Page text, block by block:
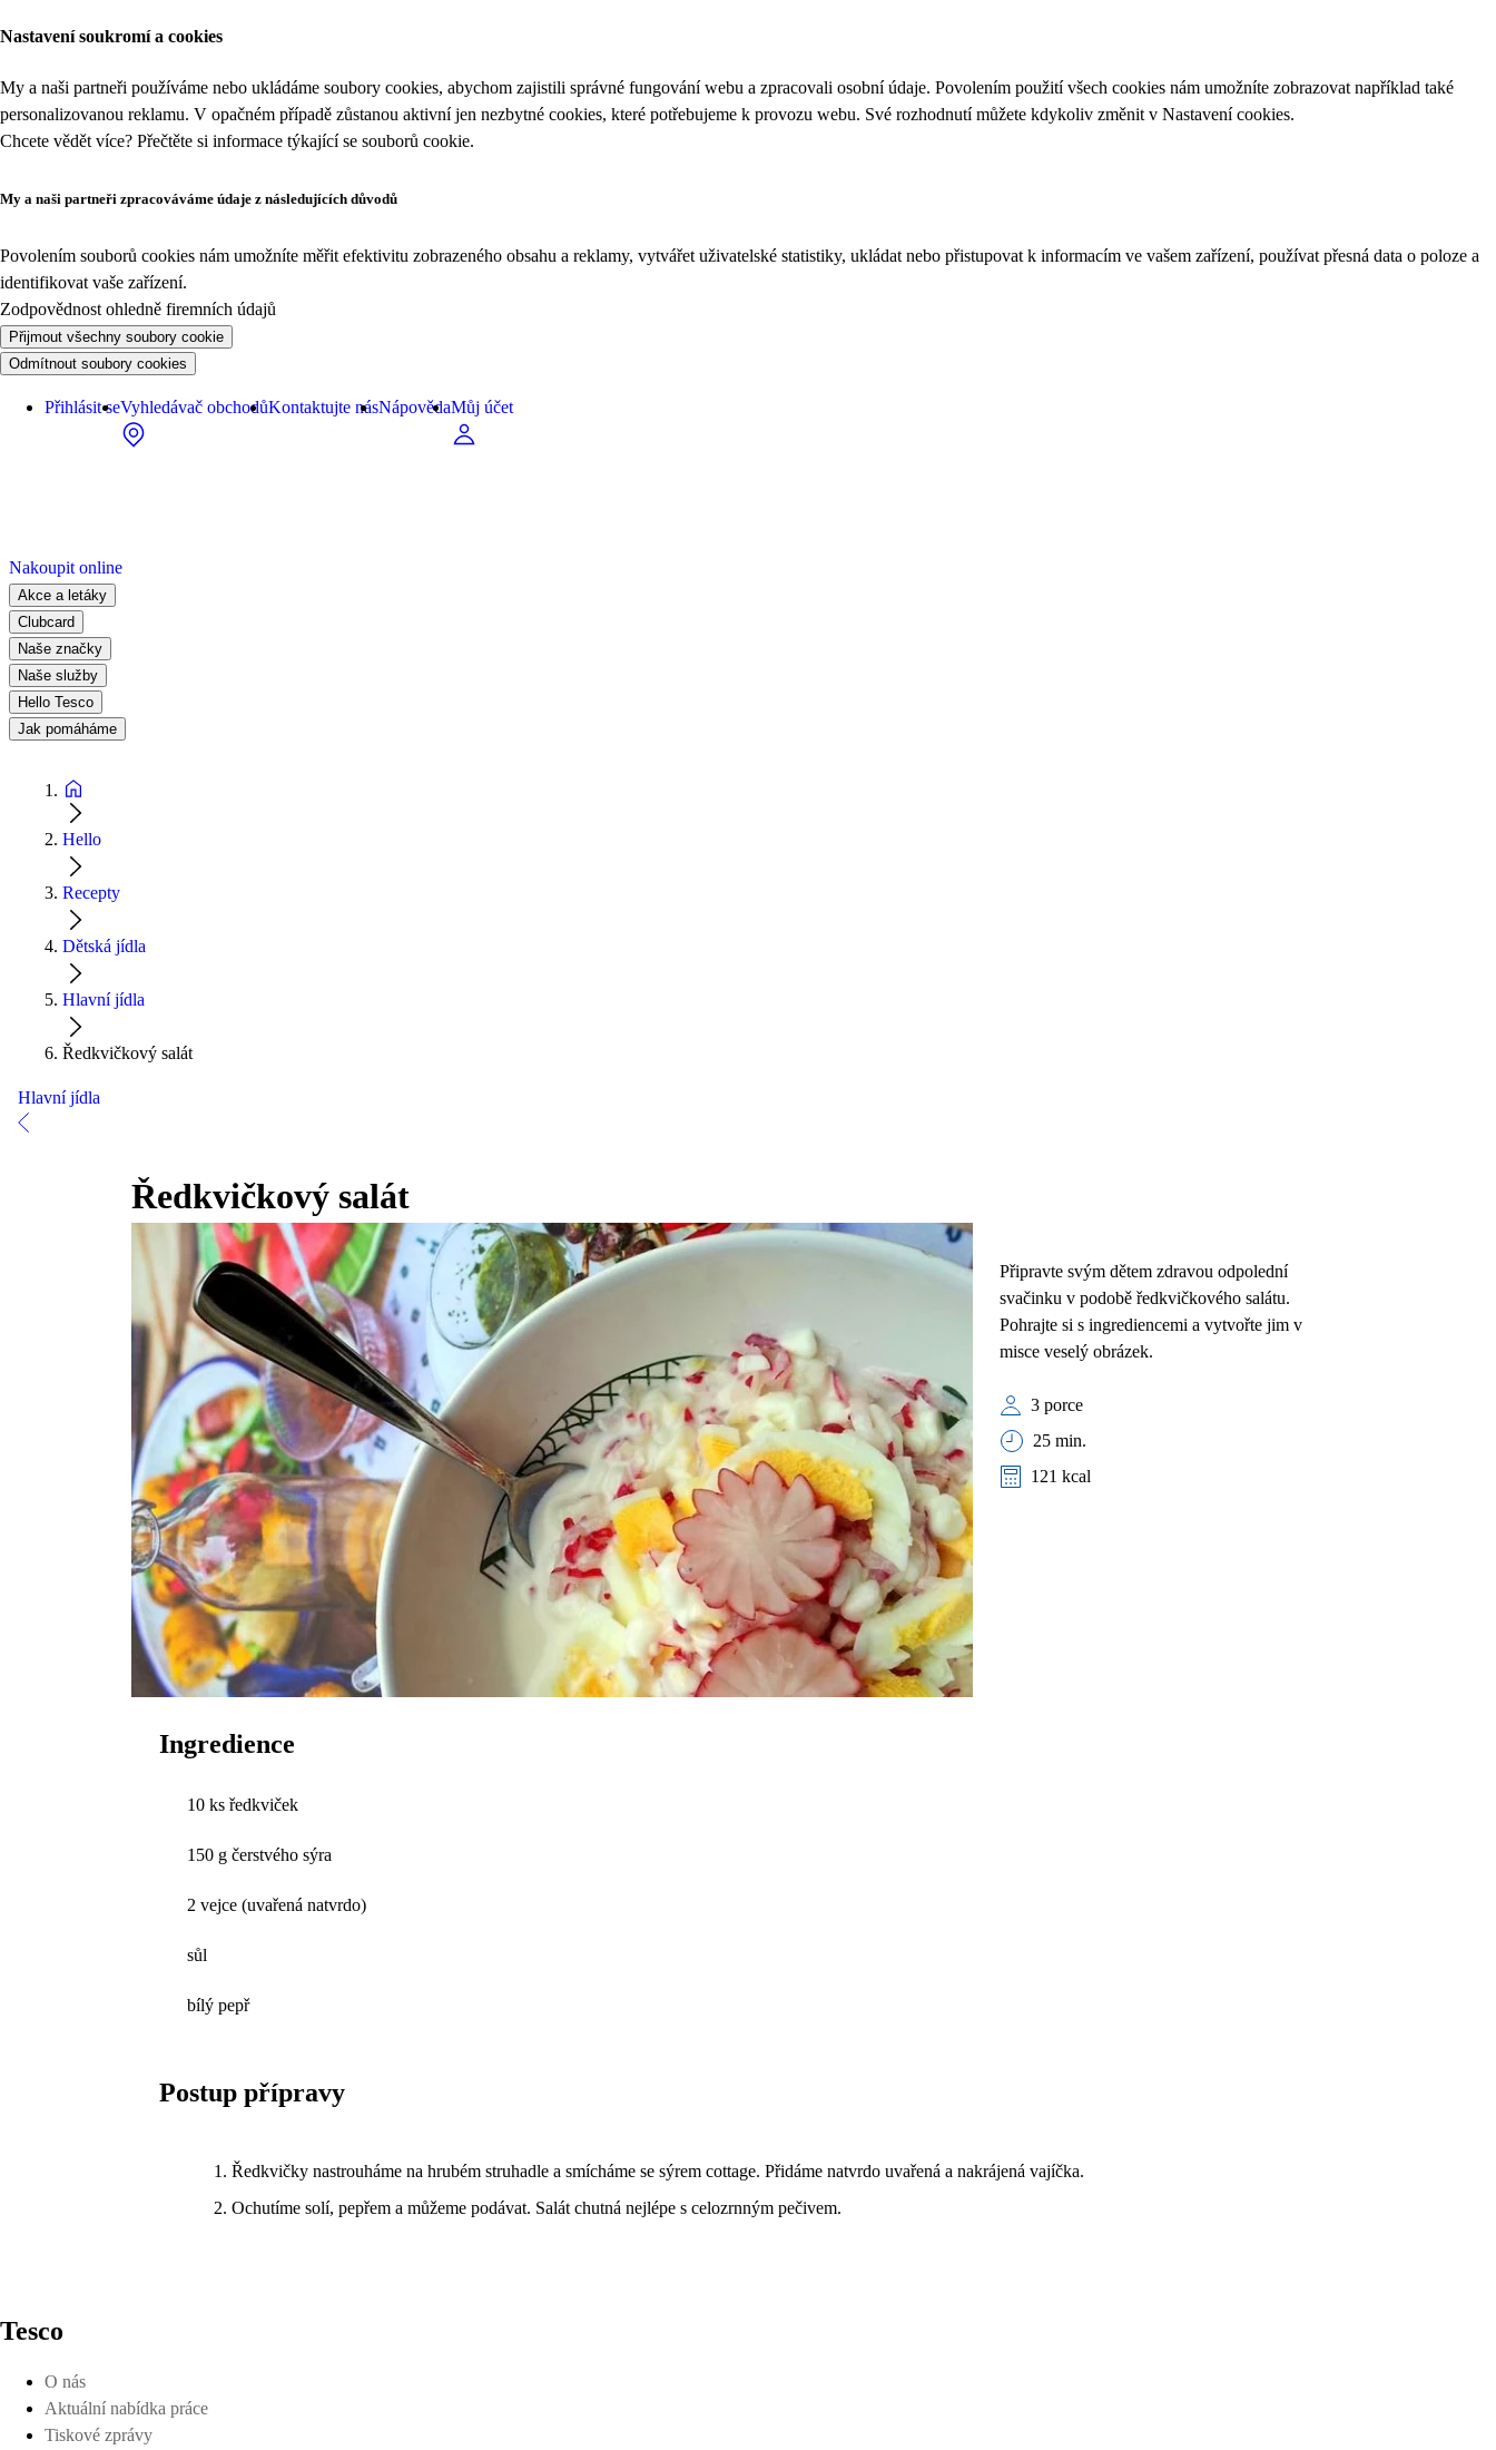
Nastavení soukromí a cookies
My a naši partneři používáme nebo ukládáme soubory cookies, abychom zajistili správné fungování webu a zpracovali osobní údaje. Povolením použití všech cookies nám umožníte zobrazovat například také
personalizovanou reklamu. V opačném případě zůstanou aktivní jen nezbytné cookies, které potřebujeme k provozu webu. Své rozhodnutí můžete kdykoliv změnit v Nastavení cookies.
Chcete vědět více? Přečtěte si informace týkající se souborů cookie.
My a naši partneři zpracováváme údaje z následujících důvodů
Povolením souborů cookies nám umožníte měřit efektivitu zobrazeného obsahu a reklamy, vytvářet uživatelské statistiky, ukládat nebo přistupovat k informacím ve vašem zařízení, používat přesná data o poloze a
identifikovat vaše zařízení.
Zodpovědnost ohledně firemních údajů
Přijmout všechny soubory cookie
Odmítnout soubory cookies
Přihlásit seVyhledávač obchodůKontaktujte násNápovědaMůj účet
Nakoupit online
Akce a letáky
Clubcard
Naše značky
Naše služby
Hello Tesco
Jak pomáháme
Hello
Recepty
Dětská jídla
Hlavní jídla
Ředkvičkový salát
Hlavní jídla
Ředkvičkový salát
Připravte svým dětem zdravou odpolední
svačinku v podobě ředkvičkového salátu.
Pohrajte si s ingrediencemi a vytvořte jim v
misce veselý obrázek.
3 porce
25 min.
121 kcal
Ingredience
10 ks ředkviček
150 g čerstvého sýra
2 vejce (uvařená natvrdo)
sůl
bílý pepř
Postup přípravy
Ředkvičky nastrouháme na hrubém struhadle a smícháme se sýrem cottage. Přidáme natvrdo uvařená a nakrájená vajíčka.
Ochutíme solí, pepřem a můžeme podávat. Salát chutná nejlépe s celozrnným pečivem.
Tesco
O nás
Aktuální nabídka práce
Tiskové zprávy